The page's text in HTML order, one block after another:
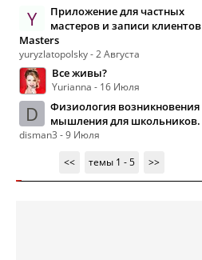
Y
Приложение для частных
мастеров и записи клиентов
Masters
yuryzlatopolsky - 2 Августа
Все живы?
Yurianna - 16 Июля
D
Физиология возникновения
мышления для школьников.
disman3 - 9 Июля
<<
темы 1 - 5 >>